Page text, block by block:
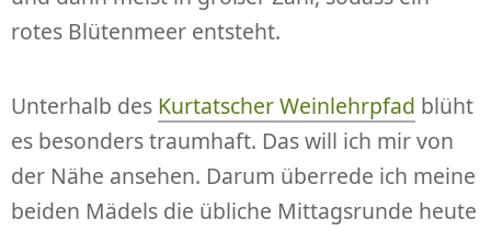
rotes Blütenmeer entsteht.
Unterhalb des Kurtatscher Weinlehrpfad blüht
es besonders traumhaft. Das will ich mir von
der Nähe ansehen. Darum überrede ich meine
beiden Mädels die übliche Mittagsrunde heute